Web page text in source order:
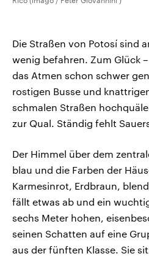
Die Straßen von Potosí sind
wenig befahren. Zum Glück
das Atmen schon schwer
rostigen Busse und
schmalen Straßen
zur Qual. Ständig fehlt
Der Himmel über dem
blau und die Farben der
Karmesinrot, Erdbraun,
fällt etwas ab und ein
sechs Meter hohen,
seinen Schatten auf eine
aus der fünften Klasse. Sie